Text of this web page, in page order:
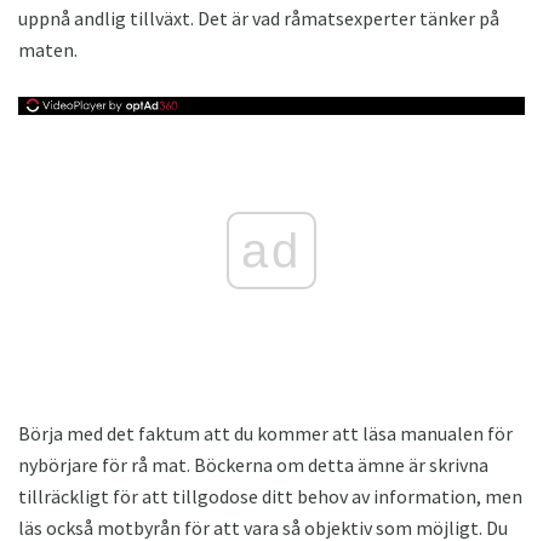
uppnå andlig tillväxt. Det är vad råmatsexperter tänker på
maten.
ad
Börja med det faktum att du kommer att läsa manualen för
nybörjare för rå mat. Böckerna om detta ämne är skrivna
tillräckligt för att tillgodose ditt behov av information, men
läs också motbyrån för att vara så objektiv som möjligt. Du